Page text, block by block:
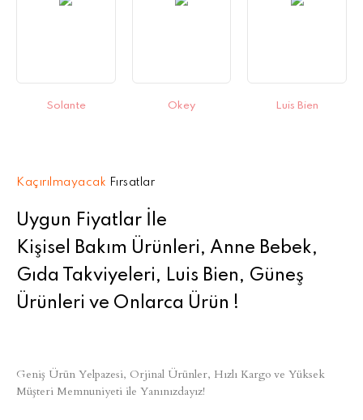
Solante Okey Luis Bien
Kaçırılmayacak Fırsatlar
Uygun Fiyatlar İle
Kişisel Bakım Ürünleri, Anne Bebek,
Gıda Takviyeleri, Luis Bien, Güneş
Ürünleri ve Onlarca Ürün !
Geniş Ürün Yelpazesi, Orjinal Ürünler, Hızlı Kargo ve Yüksek
Müşteri Memnuniyeti ile Yanınızdayız!